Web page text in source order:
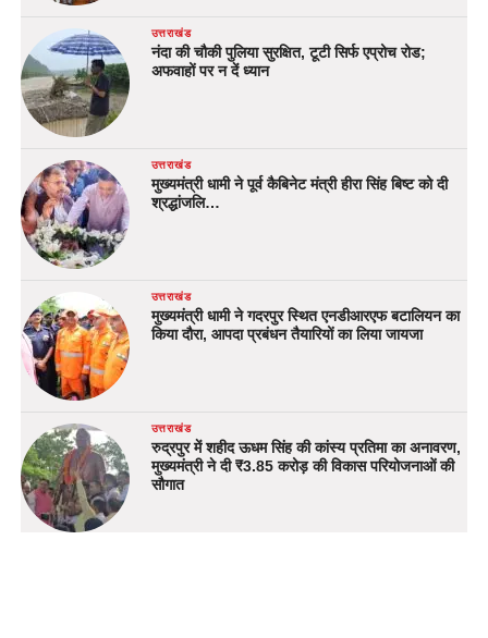
उत्तराखंड
नंदा की चौकी पुलिया सुरक्षित, टूटी सिर्फ एप्रोच रोड;
अफवाहों पर न दें ध्यान
उत्तराखंड
मुख्यमंत्री धामी ने पूर्व कैबिनेट मंत्री हीरा सिंह बिष्ट को दी
श्रद्धांजलि…
उत्तराखंड
मुख्यमंत्री धामी ने गदरपुर स्थित एनडीआरएफ बटालियन का
किया दौरा, आपदा प्रबंधन तैयारियों का लिया जायजा
उत्तराखंड
रुद्रपुर में शहीद ऊधम सिंह की कांस्य प्रतिमा का अनावरण,
मुख्यमंत्री ने दी ₹3.85 करोड़ की विकास परियोजनाओं की
सौगात